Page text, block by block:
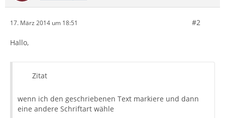
17. März 2014 um 18:51 #2
Hallo,
Zitat
wenn ich den geschriebenen Text markiere und dann
eine andere Schriftart wähle